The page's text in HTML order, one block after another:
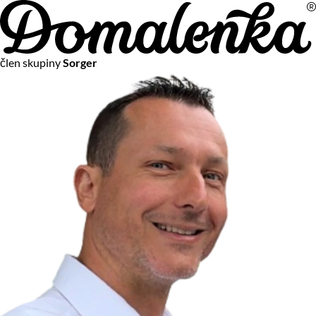
člen skupinySorger
Na vašom súkromí nám záleží
Chceme vám neustále poskytovať tie najlepšie služby.
Vzhľadom k platnej legislatíve od vás ale potrebujeme súhlas
s používaním súborov cookies.
Viac o personalizácii a meraní
Aby sme vedeli, čo sa deje na webových stránkach a aby sme
vám mohli prispôsobiť ponuky na mieru či reklamu,
používame cookies a taktiežslužby spoločnosti Google
Čo sú cookies?
Cookies sú malé textové súbory, ktoré môžu byť používané
webovými stránkami, aby zefektívnili používateľský zážitok.
Vďaka cookies vám môžeme ponúkať služby podľa toho, čo
naozaj hľadáte a chcete nájsť.
Kedykoľvek sa môžete slobodne rozhodnúť, ktoré typy
používania cookies chcete umožniť.